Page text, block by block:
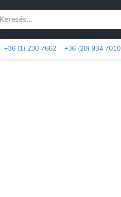
+36 (1) 230 7662 +36 (20) 934 7010